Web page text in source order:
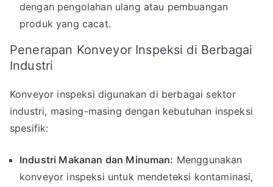
dengan pengolahan ulang atau pembuangan
produk yang cacat.
Penerapan Konveyor Inspeksi di Berbagai
Industri
Konveyor inspeksi digunakan di berbagai sektor
industri, masing-masing dengan kebutuhan inspeksi
spesifik:
Industri Makanan dan Minuman: Menggunakan
konveyor inspeksi untuk mendeteksi kontaminasi,